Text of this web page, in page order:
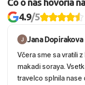
Čo o nás hovoria
4.9/5
Jana Dopirakova
Včera sme sa vratili
makadi soraya.
travelco splnila nase